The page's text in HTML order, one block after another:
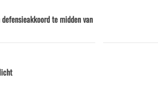
te midden van